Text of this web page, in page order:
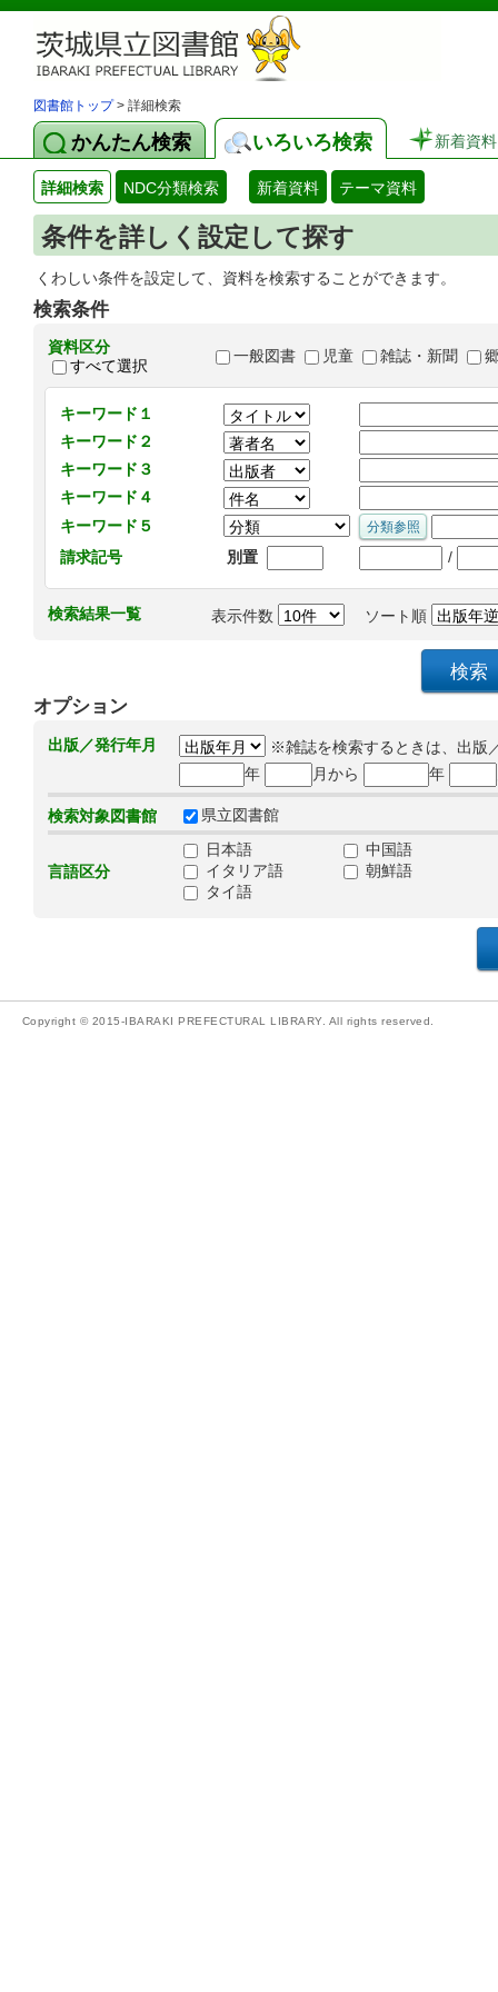
図書館トップ> 詳細検索
かんたん検索 いろいろ検索 新着資料
詳細検索 NDC分類検索 新着資料 テーマ資料
条件を詳しく設定して探す
くわしい条件を設定して、資料を検索することができます。
検索条件
資料区分
すべて選択
一般図書 児童 雑誌・新聞
キーワード１
キーワード２
キーワード３
キーワード４
キーワード５
請求記号
別置 /
検索結果一覧 表示件数 ソート順
オプション
出版／発行年月
※雑誌を検索するときは、出版
年
月から 年
検索対象図書館 県立図書館
言語区分
日本語
中国語
イタリア語
朝鮮語
タイ語
Copyright © 2015-IBARAKI PREFECTURAL LIBRARY. All rights reserved.